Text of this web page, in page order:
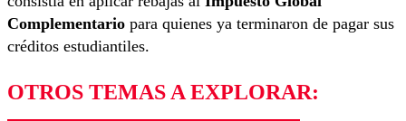
Complementario para quienes ya terminaron de pagar sus
créditos estudiantiles.
OTROS TEMAS A EXPLORAR: